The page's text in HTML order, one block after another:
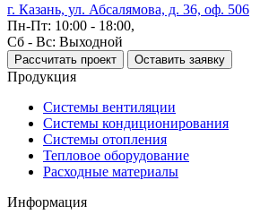
г. Казань, ул. Абсалямова, д. 36, оф. 506
Пн-Пт: 10:00 - 18:00,
Сб - Вс: Выходной
Рассчитать проект Оставить заявку
Продукция
Системы вентиляции
Системы кондиционирования
Системы отопления
Тепловое оборудование
Расходные материалы
Информация